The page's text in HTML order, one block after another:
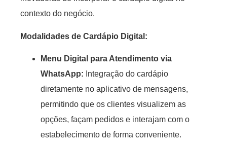
contexto do negócio.
Modalidades de Cardápio Digital:
Menu Digital para Atendimento via
WhatsApp: Integração do cardápio
diretamente no aplicativo de mensagens,
permitindo que os clientes visualizem as
opções, façam pedidos e interajam com o
estabelecimento de forma conveniente.